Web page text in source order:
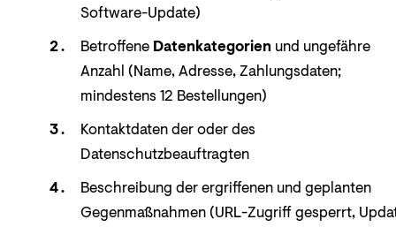
Software-Update)
Betroffene Datenkategorien und ungefähre
Anzahl (Name, Adresse, Zahlungsdaten;
mindestens 12 Bestellungen)
Kontaktdaten der oder des
Datenschutzbeauftragten
Beschreibung der ergriffenen und geplanten
Gegenmaßnahmen (URL-Zugriff gesperrt,